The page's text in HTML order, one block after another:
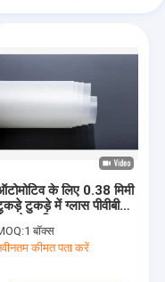
के लिए 0.38 मिमी
टुकड़े में ग्लास पीवीबी
1 बॉक्स
कीमत पता करें